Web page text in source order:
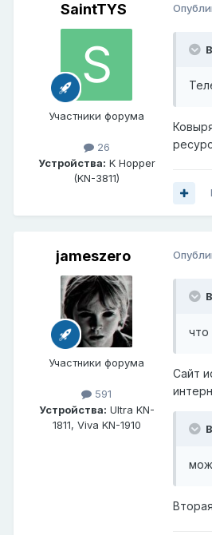
SaintTYS
Участники форума
26
Устройства: K Hopper
(KN-3811)
jameszero
Участники форума
591
Устройства: Ultra KN-
1811, Viva KN-1910
что
Сайт